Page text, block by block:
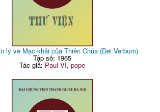
lý về Mạc khải của Thiên Chúa (Dei Verbum)
Tập số: 1965
Tác giả: Paul VI, pope